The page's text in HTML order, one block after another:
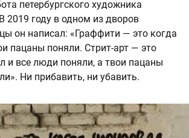
петербургского художника
году в одном из дворов
он написал: «Граффити — это когда
пацаны поняли. Стрит-арт — это
и все люди поняли, а твои пацаны
Ни прибавить, ни убавить.